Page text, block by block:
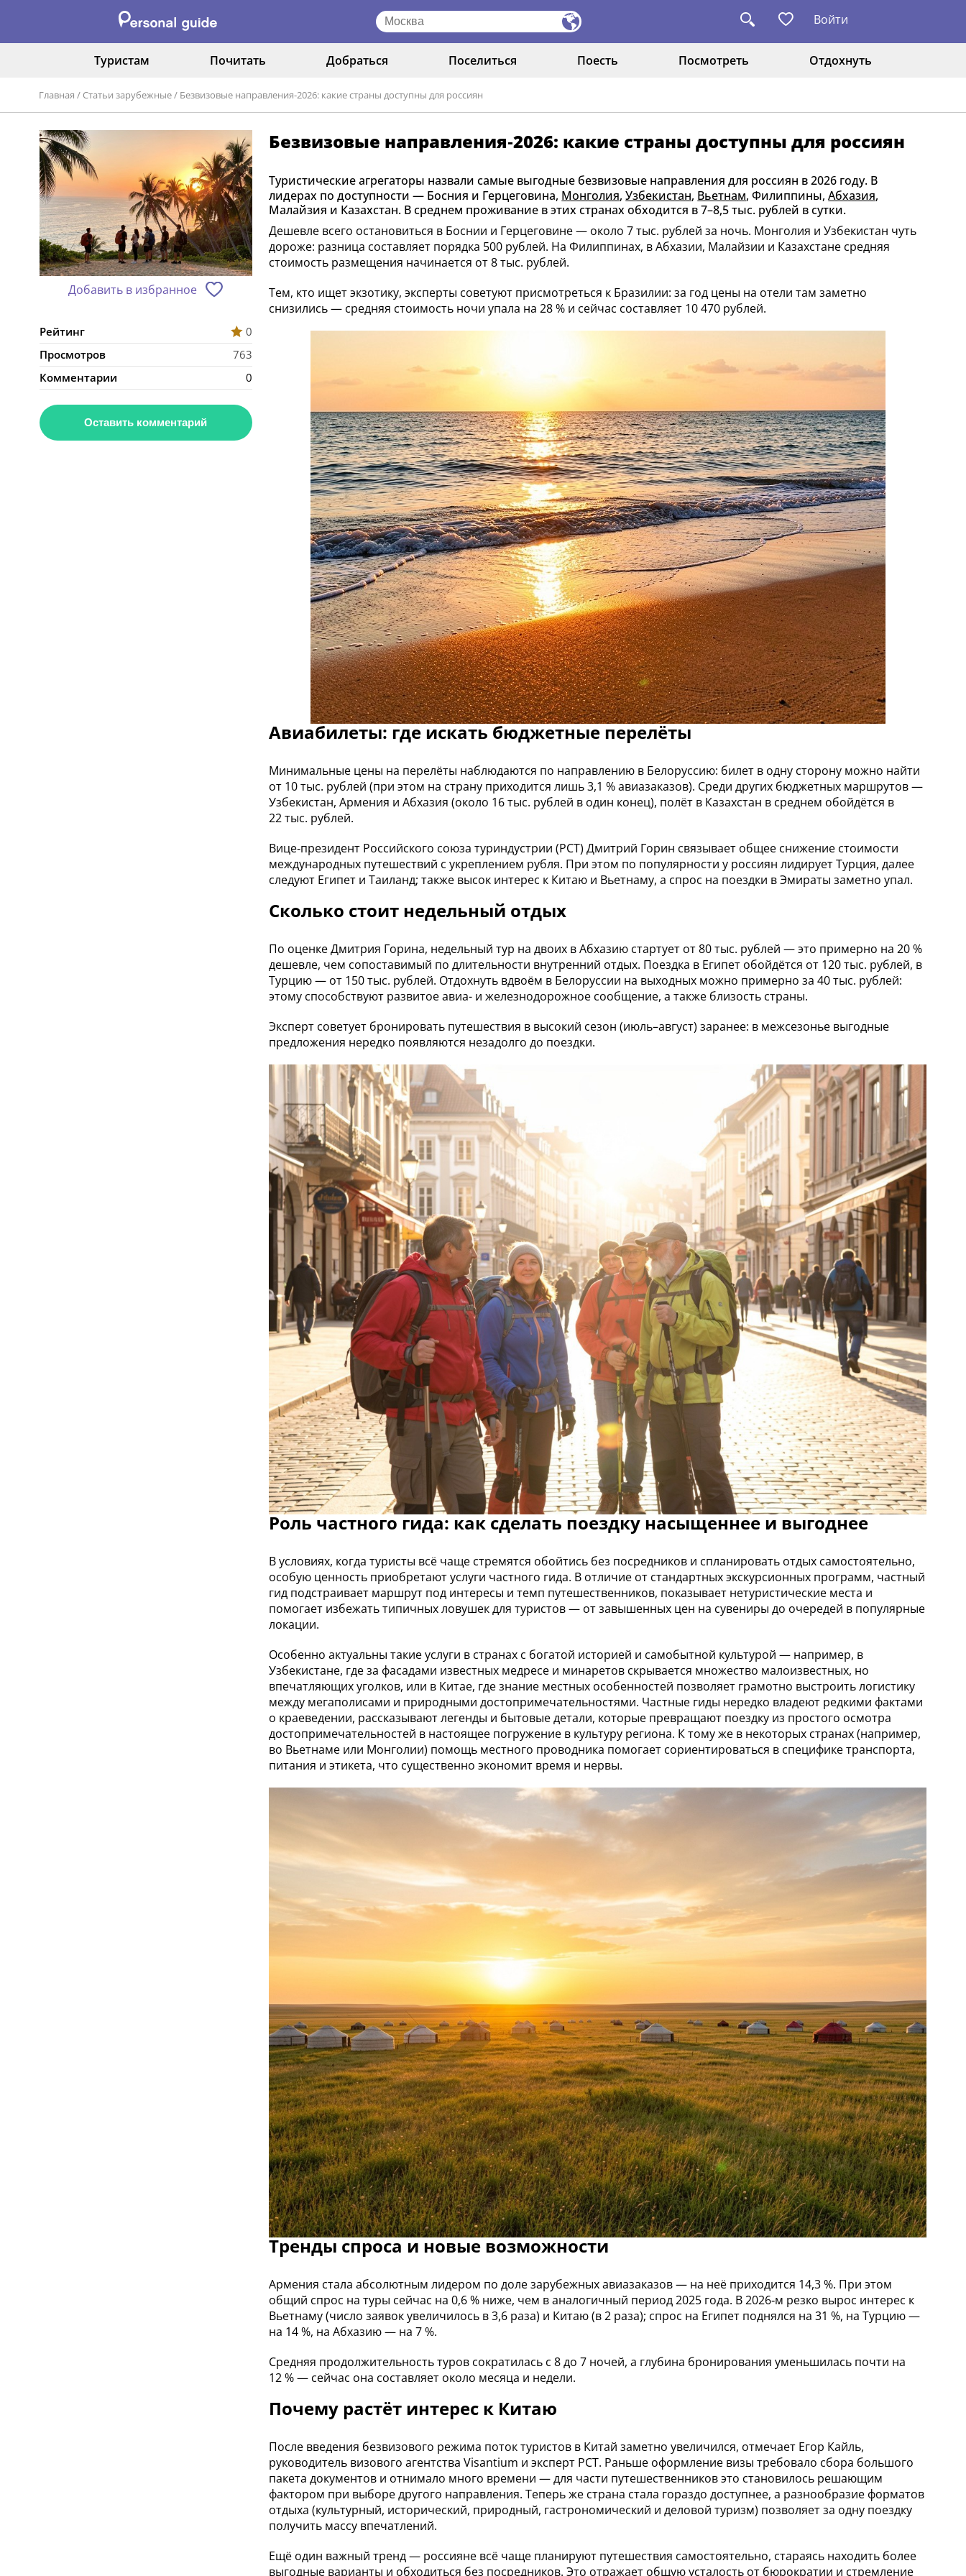
Войти
Туристам Почитать Добраться Поселиться Поесть Посмотреть Отдохнуть
Главная / Статьи зарубежные/ Безвизовые направления‑2026: какие страны доступны для россиян
Добавить в избранное
Рейтинг
0
Просмотров
763
Комментарии
0
Оставить комментарий
Безвизовые направления‑2026: какие страны доступны для россиян
Туристические агрегаторы назвали самые выгодные безвизовые направления для россиян в 2026 году. В
лидерах по доступности — Босния и Герцеговина, Монголия,Узбекистан, Вьетнам, Филиппины,Абхазия,
Малайзия и Казахстан. В среднем проживание в этих странах обходится в 7–8,5 тыс. рублей в сутки.
Дешевле всего остановиться в Боснии и Герцеговине — около 7 тыс. рублей за ночь. Монголия и Узбекистан чуть
дороже: разница составляет порядка 500 рублей. На Филиппинах, в Абхазии, Малайзии и Казахстане средняя
стоимость размещения начинается от 8 тыс. рублей.
Тем, кто ищет экзотику, эксперты советуют присмотреться к Бразилии: за год цены на отели там заметно
снизились — средняя стоимость ночи упала на 28 % и сейчас составляет 10 470 рублей.
Авиабилеты: где искать бюджетные перелёты
Минимальные цены на перелёты наблюдаются по направлению в Белоруссию: билет в одну сторону можно найти
от 10 тыс. рублей (при этом на страну приходится лишь 3,1 % авиазаказов). Среди других бюджетных маршрутов —
Узбекистан, Армения и Абхазия (около 16 тыс. рублей в один конец), полёт в Казахстан в среднем обойдётся в
22 тыс. рублей.
Вице‑президент Российского союза туриндустрии (РСТ) Дмитрий Горин связывает общее снижение стоимости
международных путешествий с укреплением рубля. При этом по популярности у россиян лидирует Турция, далее
следуют Египет и Таиланд; также высок интерес к Китаю и Вьетнаму, а спрос на поездки в Эмираты заметно упал.
Сколько стоит недельный отдых
По оценке Дмитрия Горина, недельный тур на двоих в Абхазию стартует от 80 тыс. рублей — это примерно на 20 %
дешевле, чем сопоставимый по длительности внутренний отдых. Поездка в Египет обойдётся от 120 тыс. рублей, в
Турцию — от 150 тыс. рублей. Отдохнуть вдвоём в Белоруссии на выходных можно примерно за 40 тыс. рублей:
этому способствуют развитое авиа- и железнодорожное сообщение, а также близость страны.
Эксперт советует бронировать путешествия в высокий сезон (июль–август) заранее: в межсезонье выгодные
предложения нередко появляются незадолго до поездки.
Роль частного гида: как сделать поездку насыщеннее и выгоднее
В условиях, когда туристы всё чаще стремятся обойтись без посредников и спланировать отдых самостоятельно,
особую ценность приобретают услуги частного гида. В отличие от стандартных экскурсионных программ, частный
гид подстраивает маршрут под интересы и темп путешественников, показывает нетуристические места и
помогает избежать типичных ловушек для туристов — от завышенных цен на сувениры до очередей в популярные
локации.
Особенно актуальны такие услуги в странах с богатой историей и самобытной культурой — например, в
Узбекистане, где за фасадами известных медресе и минаретов скрывается множество малоизвестных, но
впечатляющих уголков, или в Китае, где знание местных особенностей позволяет грамотно выстроить логистику
между мегаполисами и природными достопримечательностями. Частные гиды нередко владеют редкими фактами
о краеведении, рассказывают легенды и бытовые детали, которые превращают поездку из простого осмотра
достопримечательностей в настоящее погружение в культуру региона. К тому же в некоторых странах (например,
во Вьетнаме или Монголии) помощь местного проводника помогает сориентироваться в специфике транспорта,
питания и этикета, что существенно экономит время и нервы.
Тренды спроса и новые возможности
Армения стала абсолютным лидером по доле зарубежных авиазаказов — на неё приходится 14,3 %. При этом
общий спрос на туры сейчас на 0,6 % ниже, чем в аналогичный период 2025 года. В 2026‑м резко вырос интерес к
Вьетнаму (число заявок увеличилось в 3,6 раза) и Китаю (в 2 раза); спрос на Египет поднялся на 31 %, на Турцию —
на 14 %, на Абхазию — на 7 %.
Средняя продолжительность туров сократилась с 8 до 7 ночей, а глубина бронирования уменьшилась почти на
12 % — сейчас она составляет около месяца и недели.
Почему растёт интерес к Китаю
После введения безвизового режима поток туристов в Китай заметно увеличился, отмечает Егор Кайль,
руководитель визового агентства Visantium и эксперт РСТ. Раньше оформление визы требовало сбора большого
пакета документов и отнимало много времени — для части путешественников это становилось решающим
фактором при выборе другого направления. Теперь же страна стала гораздо доступнее, а разнообразие форматов
отдыха (культурный, исторический, природный, гастрономический и деловой туризм) позволяет за одну поездку
получить массу впечатлений.
Ещё один важный тренд — россияне всё чаще планируют путешествия самостоятельно, стараясь находить более
выгодные варианты и обходиться без посредников. Это отражает общую усталость от бюрократии и стремление